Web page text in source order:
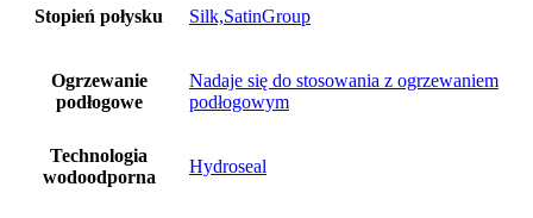
Stopień połysku Silk,SatinGroup
Ogrzewanie
podłogowe
Nadaje się do stosowania z ogrzewaniem
podłogowym
Technologia
wodoodporna
Hydroseal